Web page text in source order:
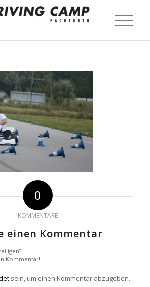
0
KOMMENTARE
einen Kommentar
Kommentar!
sein, um einen Kommentar abzugeben.